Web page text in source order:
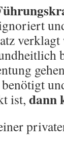
ist, dann